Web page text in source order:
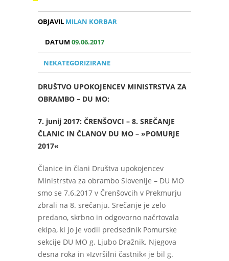
OBJAVIL MILAN KORBAR
DATUM09.06.2017
NEKATEGORIZIRANE
DRUŠTVO UPOKOJENCEV MINISTRSTVA ZA
OBRAMBO – DU MO:
7. junij 2017: ČRENŠOVCI – 8. SREČANJE
ČLANIC IN ČLANOV DU MO – »POMURJE
2017«
Članice in člani Društva upokojencev
Ministrstva za obrambo Slovenije – DU MO
smo se 7.6.2017 v Črenšovcih v Prekmurju
zbrali na 8. srečanju. Srečanje je zelo
predano, skrbno in odgovorno načrtovala
ekipa, ki jo je vodil predsednik Pomurske
sekcije DU MO g. Ljubo Dražnik. Njegova
desna roka in »Izvršilni častnik« je bil g.